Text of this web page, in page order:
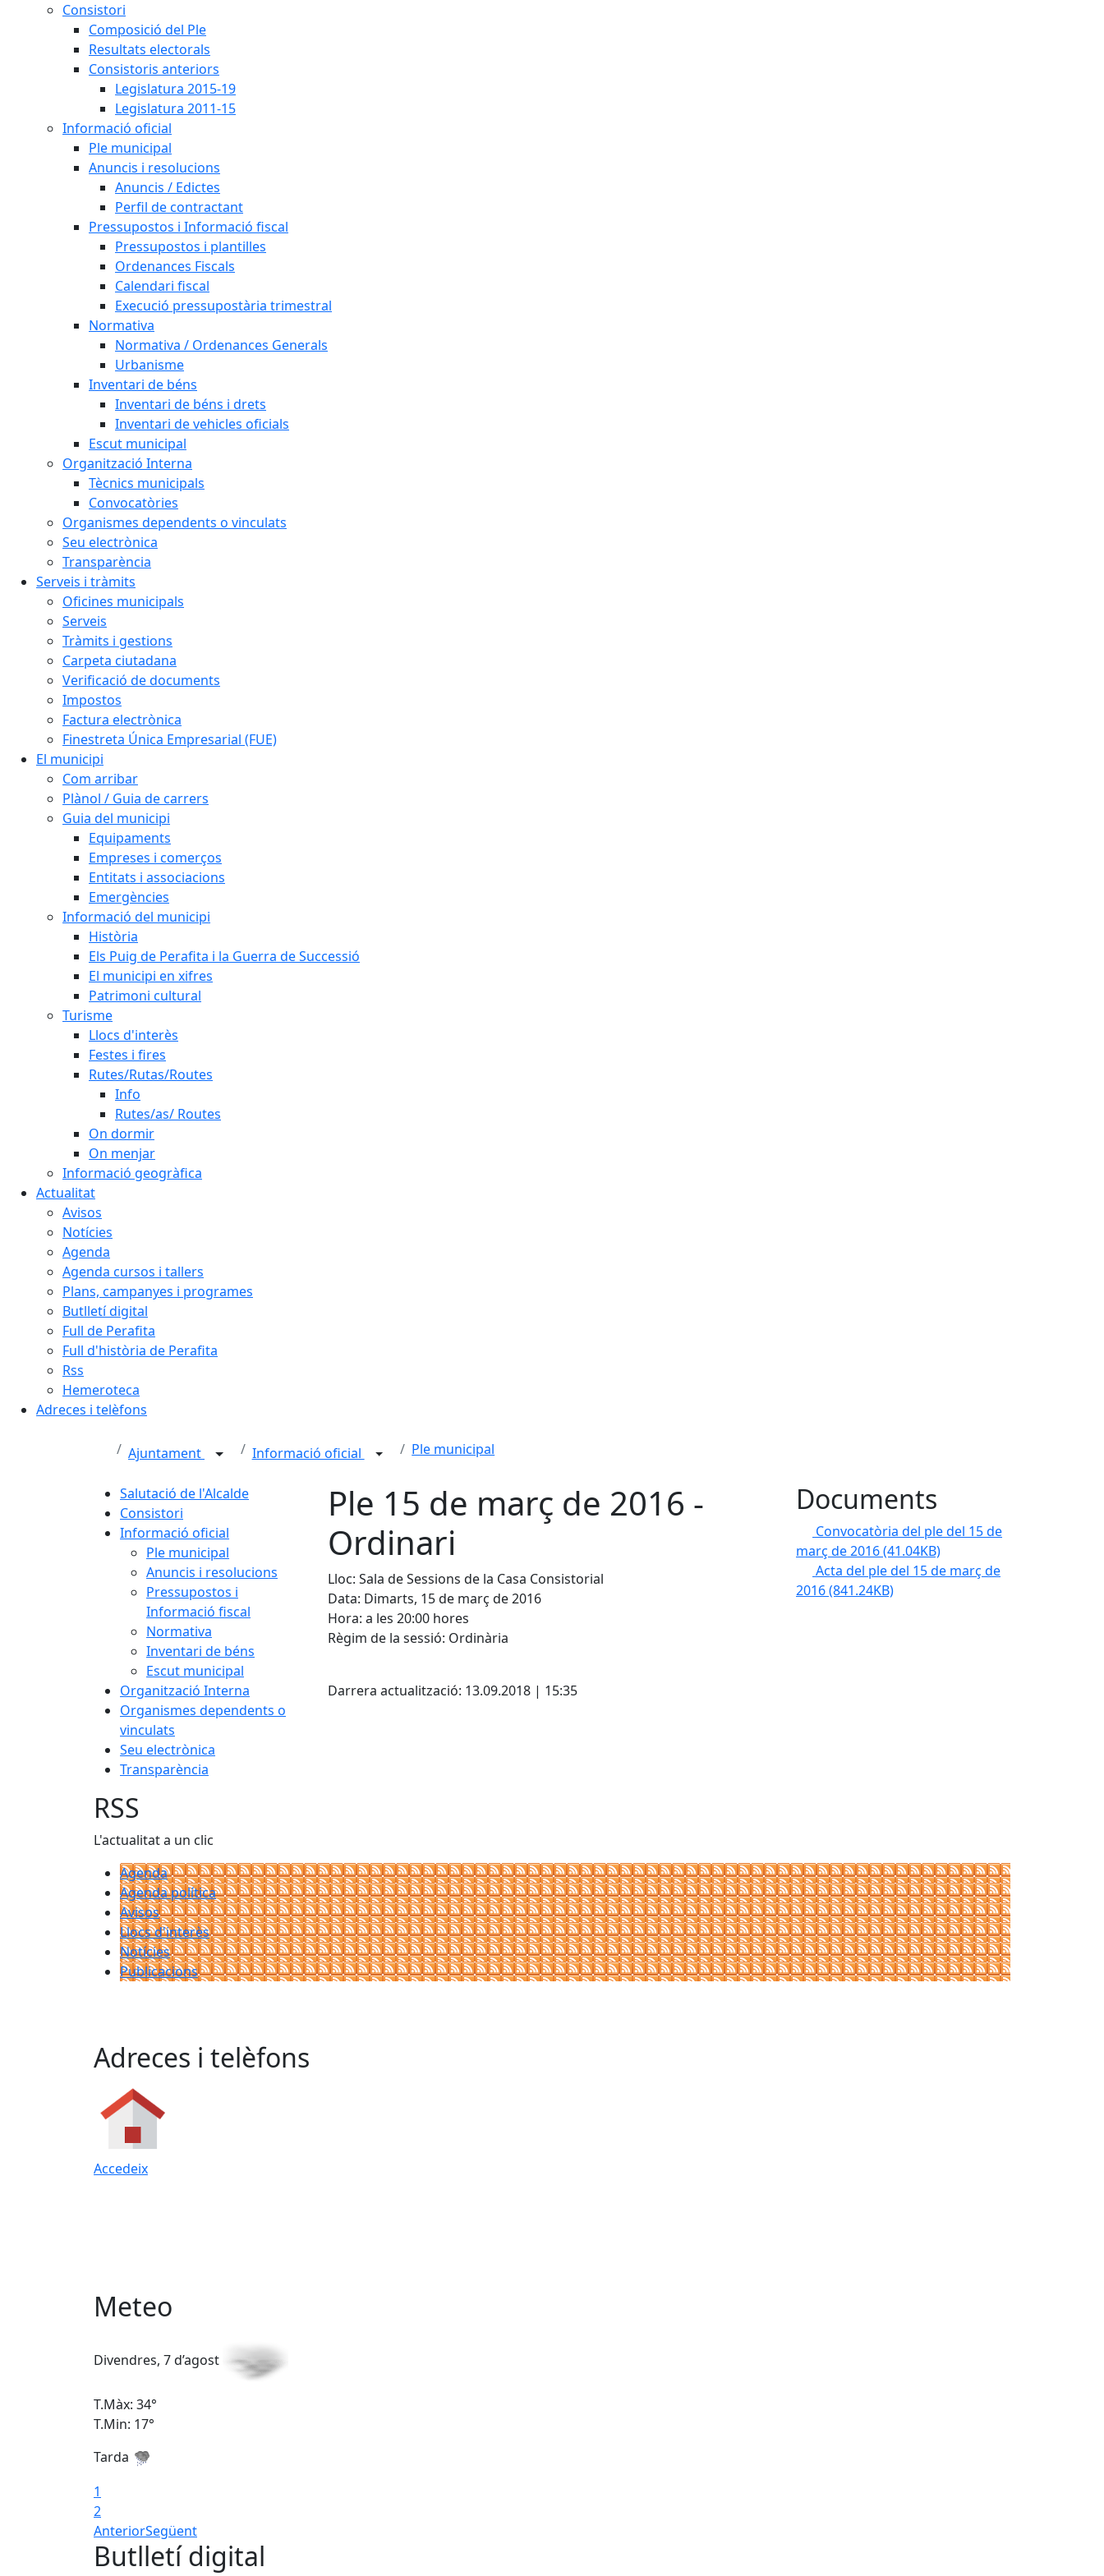
Consistori
Composició del Ple
Resultats electorals
Consistoris anteriors
Legislatura 2015-19
Legislatura 2011-15
Informació oficial
Ple municipal
Anuncis i resolucions
Anuncis / Edictes
Perfil de contractant
Pressupostos i Informació fiscal
Pressupostos i plantilles
Ordenances Fiscals
Calendari fiscal
Execució pressupostària trimestral
Normativa
Normativa / Ordenances Generals
Urbanisme
Inventari de béns
Inventari de béns i drets
Inventari de vehicles oficials
Escut municipal
Organització Interna
Tècnics municipals
Convocatòries
Organismes dependents o vinculats
Seu electrònica
Transparència
Serveis i tràmits
Oficines municipals
Serveis
Tràmits i gestions
Carpeta ciutadana
Verificació de documents
Impostos
Factura electrònica
Finestreta Única Empresarial (FUE)
El municipi
Com arribar
Plànol / Guia de carrers
Guia del municipi
Equipaments
Empreses i comerços
Entitats i associacions
Emergències
Informació del municipi
Història
Els Puig de Perafita i la Guerra de Successió
El municipi en xifres
Patrimoni cultural
Turisme
Llocs d'interès
Festes i fires
Rutes/Rutas/Routes
Info
Rutes/as/ Routes
On dormir
On menjar
Informació geogràfica
Actualitat
Avisos
Notícies
Agenda
Agenda cursos i tallers
Plans, campanyes i programes
Butlletí digital
Full de Perafita
Full d'història de Perafita
Rss
Hemeroteca
Adreces i telèfons
Ajuntament Informació oficial Ple municipal
Salutació de l'Alcalde
Consistori
Informació oficial
Ple municipal
Anuncis i resolucions
Pressupostos i
Informació fiscal
Normativa
Inventari de béns
Escut municipal
Organització Interna
Organismes dependents o
vinculats
Seu electrònica
Transparència
Ple 15 de març de 2016 -
Ordinari
Lloc: Sala de Sessions de la Casa Consistorial
Data: Dimarts, 15 de març de 2016
Hora: a les 20:00 hores
Règim de la sessió: Ordinària
Darrera actualització: 13.09.2018 | 15:35
Documents
Convocatòria del ple del 15 de
març de 2016(41.04KB)
Acta del ple del 15 de març de
2016(841.24KB)
RSS
L'actualitat a un clic
Agenda
Agenda política
Avisos
Llocs d'interès
Notícies
Publicacions
Adreces i telèfons
Accedeix
Meteo
Divendres, 7 d’agost
T.Màx: 34°
T.Min: 17°
Tarda
1
2
AnteriorSegüent
Butlletí digital